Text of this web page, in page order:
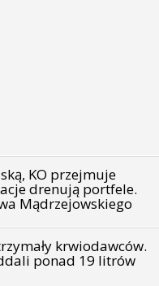
KO przejmuje
drenują portfele.
Mądrzejowskiego
krwiodawców.
ponad 19 litrów